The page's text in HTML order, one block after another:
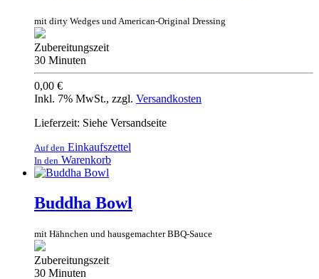
mit dirty Wedges und American-Original Dressing
Zubereitungszeit
30 Minuten
0,00 €
Inkl. 7% MwSt., zzgl. Versandkosten
Lieferzeit: Siehe Versandseite
Auf den Einkaufszettel
In den Warenkorb
Buddha Bowl
mit Hähnchen und hausgemachter BBQ-Sauce
Zubereitungszeit
30 Minuten